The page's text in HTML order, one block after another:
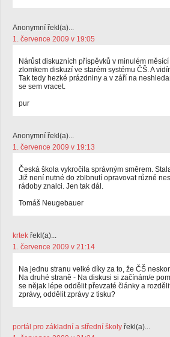
Anonymní řekl(a)...
1. července 2009 v 19:05
Nárůst diskuzních příspěvků v minulém
zlomkem diskuzí ve starém systému ČŠ. A
Tak tedy hezké prázdniny a v září na
se sem vracet.
pur
Anonymní řekl(a)...
1. července 2009 v 19:13
Česká škola vykročila správným směrem.
Již není nutné do zblbnutí opravovat různé
rádoby znalci. Jen tak dál.
Tomáš Neugebauer
krtek řekl(a)...
1. července 2009 v 21:14
Na jednu stranu velké díky za to, že ČŠ
Na druhé straně - Na diskusi si začínám/e
se nějak lépe oddělit převzaté články a
zprávy, oddělit zprávy z tisku?
portál pro základní a střední školy řekl(a)...